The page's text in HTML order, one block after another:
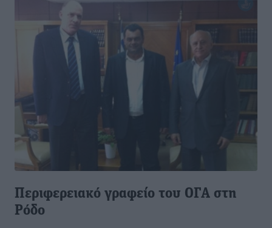
Περιφερειακό γραφείο του ΟΓΑ στη
Ρόδο